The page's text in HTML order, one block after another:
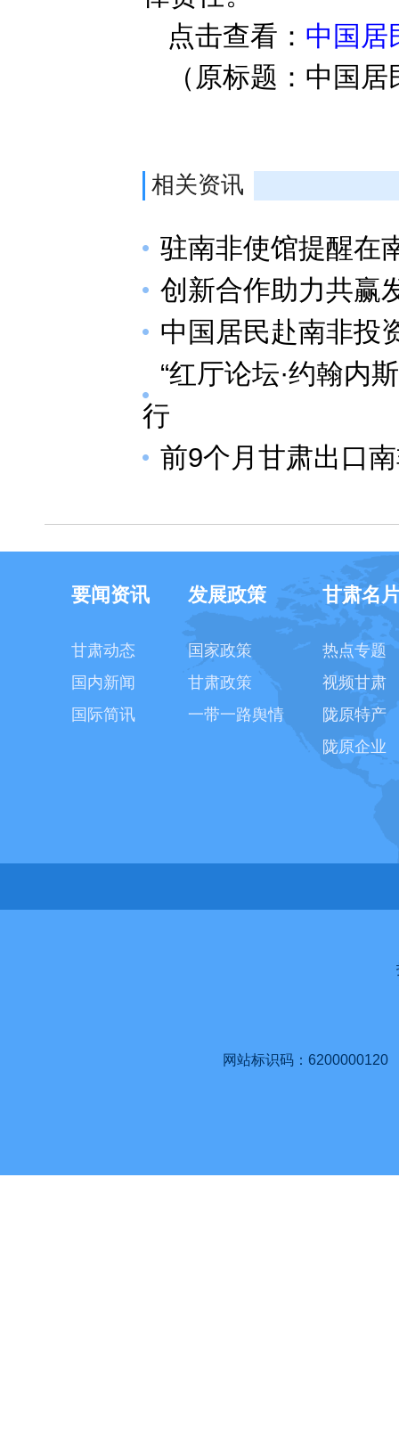
点击查看： 中国居
（原标题：中国
相关资讯
驻南非使馆提醒在
创新合作助力共赢
中国居民赴南非投
“红厅论坛·约翰内
行
前9个月甘肃出口
要闻资讯
甘肃动态
国内新闻
国际简讯
发展政策
国家政策
甘肃政策
一带一路舆情
甘肃名
热点专题
视频甘肃
陇原特产
陇原企业
网站标识码：6200000120